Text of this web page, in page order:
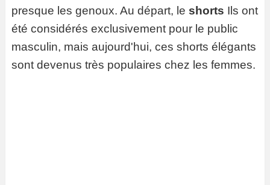
presque les genoux. Au départ, le shorts Ils ont
été considérés exclusivement pour le public
masculin, mais aujourd'hui, ces shorts élégants
sont devenus très populaires chez les femmes.